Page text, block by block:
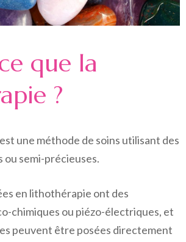
que la
?
est une méthode de soins utilisant des
semi-précieuses.
en lithothérapie ont des
chimiques ou piézo-électriques, et
peuvent être posées directement